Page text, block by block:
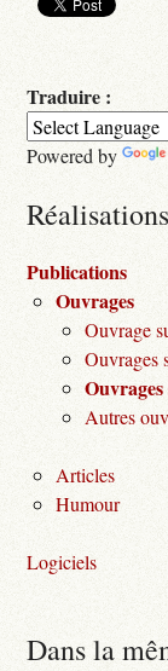
Traduire :
Powered by
Réalisations
Publications
Ouvrages
Ouvrage
Ouvrages
Autres
Articles
Humour
Logiciels
Dans la